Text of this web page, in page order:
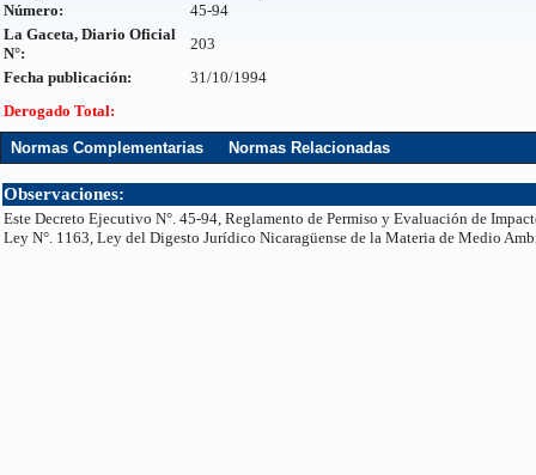
Número:
45-94
La Gaceta, Diario Oficial
N°:
203
Fecha publicación:
31/10/1994
Derogado Total:
Normas Complementarias Normas Relacionadas
Observaciones:
Este Decreto Ejecutivo N°. 45-94, Reglamento de Permiso y Evaluación de
Ley N°. 1163, Ley del Digesto Jurídico Nicaragüense de la Materia de Medio